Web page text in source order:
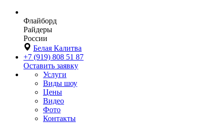
Флайборд
Райдеры
России
Белая Калитва
+7 (919) 808 51 87
Оставить заявку
Услуги
Виды шоу
Цены
Видео
Фото
Контакты